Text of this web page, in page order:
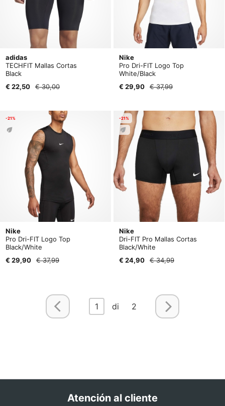
adidas
TECHFIT Mallas Cortas
Black
€ 22,50
€ 30,00
Nike
Pro Dri-FIT Logo Top
White/Black
€ 29,90
€ 37,99
-21%
Nike
Pro Dri-FIT Logo Top
Black/White
€ 29,90
€ 37,99
-21%
Nike
Dri-FIT Pro Mallas Cortas
Black/White
€ 24,90
€ 34,99
1 di 2
Atención al cliente